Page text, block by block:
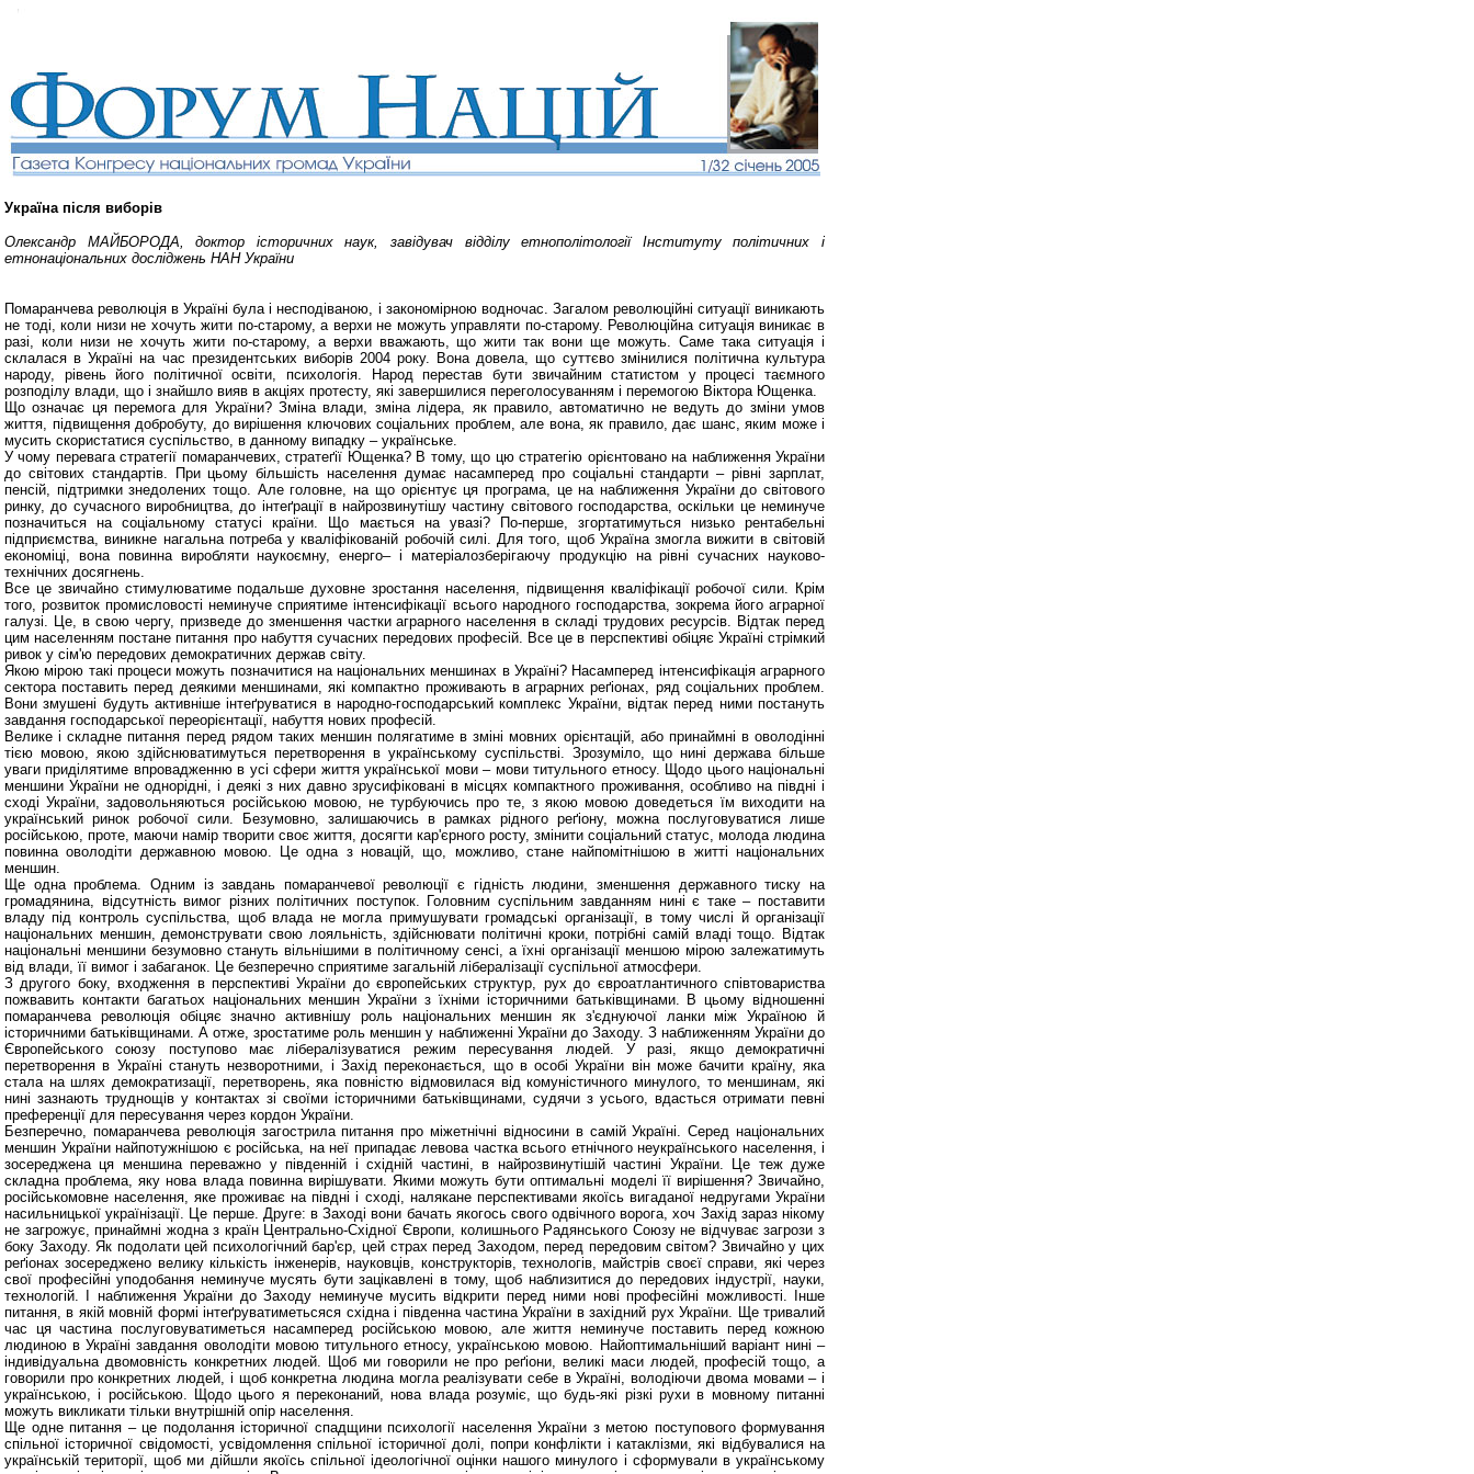
Україна після виборів
Олександр МАЙБОРОДА, доктор історичних наук, завідувач відділу етнополітології Інституту політичних і
етнонаціональних досліджень НАН України
Помаранчева революція в Україні була і несподіваною, і закономірною водночас. Загалом революційні ситуації виникають
не тоді, коли низи не хочуть жити по-старому, а верхи не можуть управляти по-старому. Революційна ситуація виникає в
разі, коли низи не хочуть жити по-старому, а верхи вважають, що жити так вони ще можуть. Саме така ситуація і
склалася в Україні на час президентських виборів 2004 року. Вона довела, що суттєво змінилися політична культура
народу, рівень його політичної освіти, психологія. Народ перестав бути звичайним статистом у процесі таємного
розподілу влади, що і знайшло вияв в акціях протесту, які завершилися переголосуванням і перемогою Віктора Ющенка.
Що означає ця перемога для України? Зміна влади, зміна лідера, як правило, автоматично не ведуть до зміни умов
життя, підвищення добробуту, до вирішення ключових соціальних проблем, але вона, як правило, дає шанс, яким може і
мусить скористатися суспільство, в данному випадку – українське.
У чому перевага стратегії помаранчевих, стратеґії Ющенка? В тому, що цю стратегію орієнтовано на наближення України
до світових стандартів. При цьому більшість населення думає насамперед про соціальні стандарти – рівні зарплат,
пенсій, підтримки знедолених тощо. Але головне, на що орієнтує ця програма, це на наближення України до світового
ринку, до сучасного виробництва, до інтеґрації в найрозвинутішу частину світового господарства, оскільки це неминуче
позначиться на соціальному статусі країни. Що мається на увазі? По-перше, згортатимуться низько рентабельні
підприємства, виникне нагальна потреба у кваліфікованій робочій силі. Для того, щоб Україна змогла вижити в світовій
економіці, вона повинна виробляти наукоємну, енерго– і матеріалозберігаючу продукцію на рівні сучасних науково-
технічних досягнень.
Все це звичайно стимулюватиме подальше духовне зростання населення, підвищення кваліфікації робочої сили. Крім
того, розвиток промисловості неминуче сприятиме інтенсифікації всього народного господарства, зокрема його аграрної
галузі. Це, в свою чергу, призведе до зменшення частки аграрного населення в складі трудових ресурсів. Відтак перед
цим населенням постане питання про набуття сучасних передових професій. Все це в перспективі обіцяє Україні стрімкий
ривок у сім'ю передових демократичних держав світу.
Якою мірою такі процеси можуть позначитися на національних меншинах в Україні? Насамперед інтенсифікація аграрного
сектора поставить перед деякими меншинами, які компактно проживають в аграрних реґіонах, ряд соціальних проблем.
Вони змушені будуть активніше інтеґруватися в народно-господарський комплекс України, відтак перед ними постануть
завдання господарської переорієнтації, набуття нових професій.
Велике і складне питання перед рядом таких меншин полягатиме в зміні мовних орієнтацій, або принаймні в оволодінні
тією мовою, якою здійснюватимуться перетворення в українському суспільстві. Зрозуміло, що нині держава більше
уваги приділятиме впровадженню в усі сфери життя української мови – мови титульного етносу. Щодо цього національні
меншини України не однорідні, і деякі з них давно зрусифіковані в місцях компактного проживання, особливо на півдні і
сході України, задовольняються російською мовою, не турбуючись про те, з якою мовою доведеться їм виходити на
український ринок робочої сили. Безумовно, залишаючись в рамках рідного реґіону, можна послуговуватися лише
російською, проте, маючи намір творити своє життя, досягти кар'єрного росту, змінити соціальний статус, молода людина
повинна оволодіти державною мовою. Це одна з новацій, що, можливо, стане найпомітнішою в житті національних
меншин.
Ще одна проблема. Одним із завдань помаранчевої революції є гідність людини, зменшення державного тиску на
громадянина, відсутність вимог різних політичних поступок. Головним суспільним завданням нині є таке – поставити
владу під контроль суспільства, щоб влада не могла примушувати громадські організації, в тому числі й організації
національних меншин, демонструвати свою лояльність, здійснювати політичні кроки, потрібні самій владі тощо. Відтак
національні меншини безумовно стануть вільнішими в політичному сенсі, а їхні організації меншою мірою залежатимуть
від влади, її вимог і забаганок. Це безперечно сприятиме загальній лібералізації суспільної атмосфери.
З другого боку, входження в перспективі України до європейських структур, рух до євроатлантичного співтовариства
пожвавить контакти багатьох національних меншин України з їхніми історичними батьківщинами. В цьому відношенні
помаранчева революція обіцяє значно активнішу роль національних меншин як з'єднуючої ланки між Україною й
історичними батьківщинами. А отже, зростатиме роль меншин у наближенні України до Заходу. З наближенням України до
Європейського союзу поступово має лібералізуватися режим пересування людей. У разі, якщо демократичні
перетворення в Україні стануть незворотними, і Захід переконається, що в особі України він може бачити країну, яка
стала на шлях демократизації, перетворень, яка повністю відмовилася від комуністичного минулого, то меншинам, які
нині зазнають труднощів у контактах зі своїми історичними батьківщинами, судячи з усього, вдасться отримати певні
преференції для пересування через кордон України.
Безперечно, помаранчева революція загострила питання про міжетнічні відносини в самій Україні. Серед національних
меншин України найпотужнішою є російська, на неї припадає левова частка всього етнічного неукраїнського населення, і
зосереджена ця меншина переважно у південній і східній частині, в найрозвинутішій частині України. Це теж дуже
складна проблема, яку нова влада повинна вирішувати. Якими можуть бути оптимальні моделі її вирішення? Звичайно,
російськомовне населення, яке проживає на півдні і сході, налякане перспективами якоїсь вигаданої недругами України
насильницької українізації. Це перше. Друге: в Заході вони бачать якогось свого одвічного ворога, хоч Захід зараз нікому
не загрожує, принаймні жодна з країн Центрально-Східної Європи, колишнього Радянського Союзу не відчуває загрози з
боку Заходу. Як подолати цей психологічний бар'єр, цей страх перед Заходом, перед передовим світом? Звичайно у цих
реґіонах зосереджено велику кількість інженерів, науковців, конструкторів, технологів, майстрів своєї справи, які через
свої професійні уподобання неминуче мусять бути зацікавлені в тому, щоб наблизитися до передових індустрії, науки,
технологій. І наближення України до Заходу неминуче мусить відкрити перед ними нові професійні можливості. Інше
питання, в якій мовній формі інтеґруватиметьсяся східна і південна частина України в західний рух України. Ще тривалий
час ця частина послуговуватиметься насамперед російською мовою, але життя неминуче поставить перед кожною
людиною в Україні завдання оволодіти мовою титульного етносу, українською мовою. Найоптимальніший варіант нині –
індивідуальна двомовність конкретних людей. Щоб ми говорили не про реґіони, великі маси людей, професій тощо, а
говорили про конкретних людей, і щоб конкретна людина могла реалізувати себе в Україні, володіючи двома мовами – і
українською, і російською. Щодо цього я переконаний, нова влада розуміє, що будь-які різкі рухи в мовному питанні
можуть викликати тільки внутрішній опір населення.
Ще одне питання – це подолання історичної спадщини психології населення України з метою поступового формування
спільної історичної свідомості, усвідомлення спільної історичної долі, попри конфлікти і катаклізми, які відбувалися на
українській території, щоб ми дійшли якоїсь спільної ідеологічної оцінки нашого минулого і сформували в українському